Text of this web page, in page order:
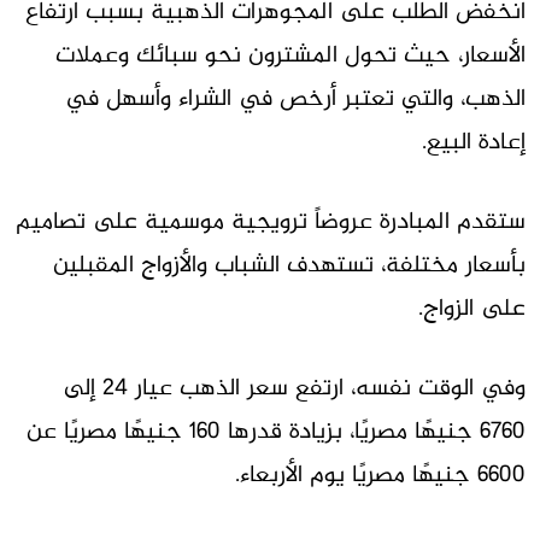
انخفض الطلب على المجوهرات الذهبية بسبب ارتفاع
الأسعار، حيث تحول المشترون نحو سبائك وعملات
الذهب، والتي تعتبر أرخص في الشراء وأسهل في
إعادة البيع.
ستقدم المبادرة عروضاً ترويجية موسمية على تصاميم
بأسعار مختلفة، تستهدف الشباب والأزواج المقبلين
على الزواج.
وفي الوقت نفسه، ارتفع سعر الذهب عيار 24 إلى
6760 جنيهًا مصريًا، بزيادة قدرها 160 جنيهًا مصريًا عن
6600 جنيهًا مصريًا يوم الأربعاء.